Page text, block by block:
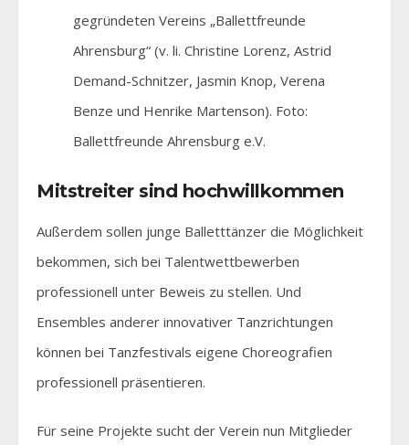
gegründeten Vereins „Ballettfreunde
Ahrensburg“ (v. li. Christine Lorenz, Astrid
Demand-Schnitzer, Jasmin Knop, Verena
Benze und Henrike Martenson). Foto:
Ballettfreunde Ahrensburg e.V.
Mitstreiter sind hochwillkommen
Außerdem sollen junge Balletttänzer die Möglichkeit
bekommen, sich bei Talentwettbewerben
professionell unter Beweis zu stellen. Und
Ensembles anderer innovativer Tanzrichtungen
können bei Tanzfestivals eigene Choreografien
professionell präsentieren.
Für seine Projekte sucht der Verein nun Mitglieder